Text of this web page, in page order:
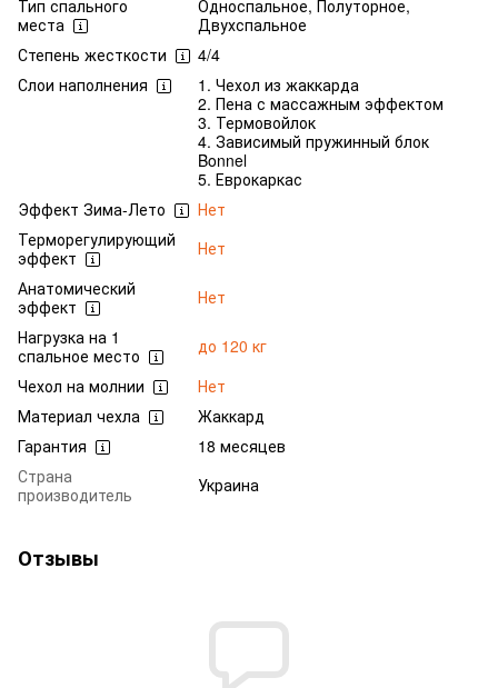
Тип спального
места
Односпальное, Полуторное,
Двухспальное
Степень жесткости
4/4
Слои наполнения
1. Чехол из жаккарда
2. Пена с массажным эффектом
3. Термовойлок
4. Зависимый пружинный блок
Bonnel
5. Еврокаркас
Эффект Зима-Лето
Нет
Терморегулирующий
эффект
Нет
Анатомический
эффект
Нет
Нагрузка на 1
спальное место
до 120 кг
Чехол на молнии
Нет
Материал чехла
Жаккард
Гарантия
18 месяцев
Страна
производитель
Украина
Отзывы